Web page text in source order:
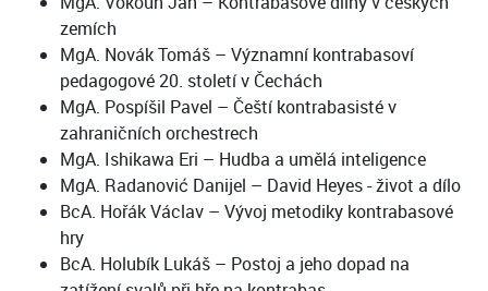
zemích
MgA. Novák Tomáš – Významní kontrabasoví
pedagogové 20. století v Čechách
MgA. Pospíšil Pavel – Čeští kontrabasisté v
zahraničních orchestrech
MgA. Ishikawa Eri – Hudba a umělá inteligence
MgA. Radanović Danijel – David Heyes - život a dílo
BcA. Hořák Václav – Vývoj metodiky kontrabasové
hry
BcA. Holubík Lukáš – Postoj a jeho dopad na